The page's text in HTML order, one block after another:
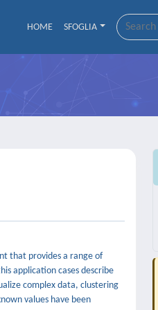
HOME SFOGLIA
that provides a range of
application cases describe
complex data, clustering
values have been